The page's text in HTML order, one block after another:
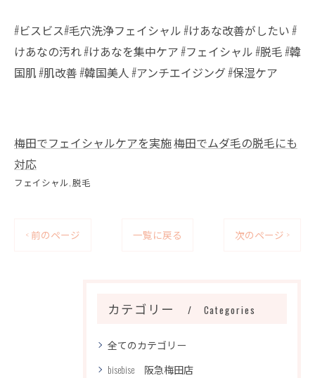
#ビスビス#毛穴洗浄フェイシャル #けあな改善がしたい #
けあなの汚れ #けあなを集中ケア #フェイシャル #脱毛 #韓
国肌 #肌改善 #韓国美人 #アンチエイジング #保湿ケア
梅田でフェイシャルケアを実施梅田でムダ毛の脱毛にも
対応
フェイシャル 脱毛
< 前のページ 一覧に戻る 次のページ >
カテゴリー Categories
全てのカテゴリー
bisebise 阪急梅田店